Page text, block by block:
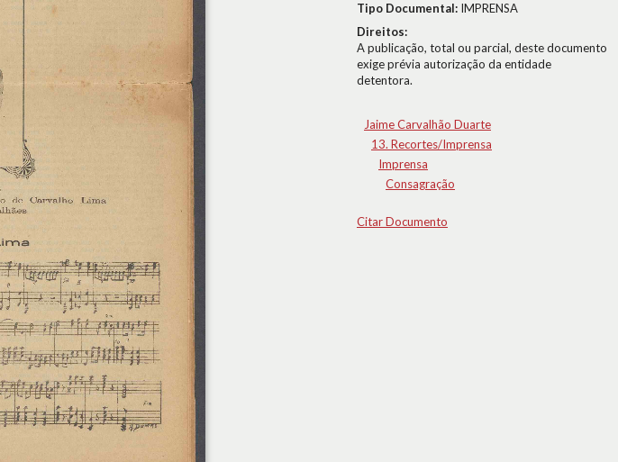
Tipo Documental: IMPRENSA
Direitos:
A publicação, total ou parcial, deste documento
exige prévia autorização da entidade
detentora.
Jaime Carvalhão Duarte
13. Recortes/Imprensa
Imprensa
Consagração
Citar Documento